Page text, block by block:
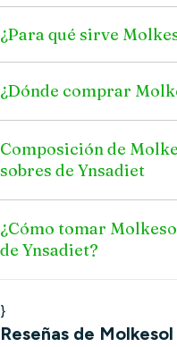
¿Para qué sirve
¿Dónde comprar
Composición de
sobres de Ynsadiet
¿Cómo tomar
de Ynsadiet?
}